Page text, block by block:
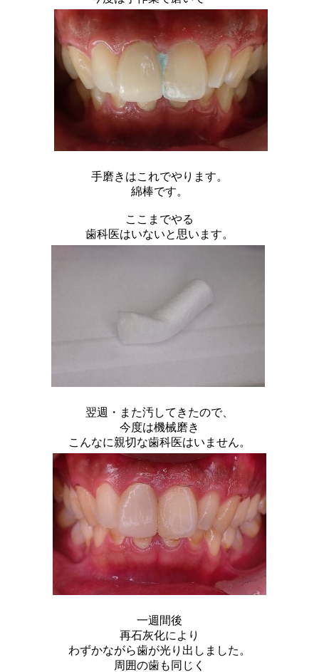
手磨きはこれでやります。
綿棒です。
ここまでやる
歯科医はいないと思います。
翌週・また汚してきたので、
今度は機械磨き
こんなに親切な歯科医はいません。
一週間後
再石灰化により
わずかながら歯が光り出しました。
周囲の歯も同じく